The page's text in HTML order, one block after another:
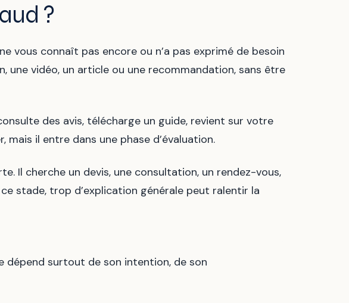
?
vous connaît pas encore ou n’a pas exprimé de besoin
une vidéo, un article ou une recommandation, sans être
des avis, télécharge un guide, revient sur votre
il entre dans une phase d’évaluation.
Il cherche un devis, une consultation, un rendez-vous,
stade, trop d’explication générale peut ralentir la
dépend surtout de son intention, de son